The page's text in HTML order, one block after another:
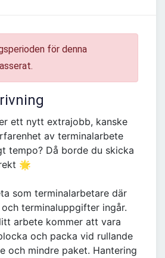
för denna
ett nytt extrajobb, kanske
av terminalarbete
tempo? Då borde du skicka
🌟
som terminalarbetare där
terminaluppgifter ingår.
arbete kommer att vara
och packa vid rullande
och mindre paket. Hantering